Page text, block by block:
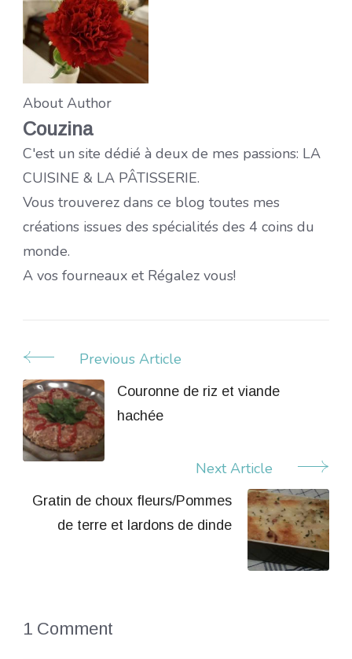
About Author
Couzina
C'est un site dédié à deux de mes passions: LA
CUISINE & LA PÂTISSERIE.
Vous trouverez dans ce blog toutes mes
créations issues des spécialités des 4 coins du
monde.
A vos fourneaux et Régalez vous!
Post
Navigation
Previous Article
Couronne de riz et viande
hachée
Next Article
Gratin de choux fleurs/Pommes
de terre et lardons de dinde
1 Comment